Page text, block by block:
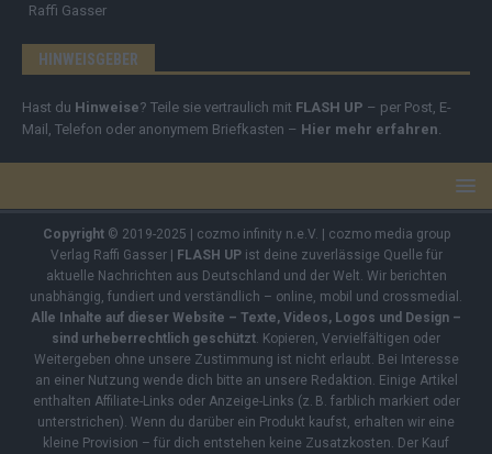
Raffi Gasser
HINWEISGEBER
Hast du Hinweise? Teile sie vertraulich mit FLASH UP – per Post, E-
Mail, Telefon oder anonymem Briefkasten – Hier mehr erfahren
Copyright© 2019-2025 | cozmo infinity n.e.V. | cozmo media group
Verlag Raffi Gasser |
FLASH UPist deine zuverlässige Quelle für
aktuelle Nachrichten aus Deutschland und der Welt. Wir berichten
unabhängig, fundiert und verständlich – online, mobil und crossmedial.
Alle Inhalte auf dieser Website – Texte, Videos, Logos und Design –
sind urheberrechtlich geschützt. Kopieren, Vervielfältigen oder
Weitergeben ohne unsere Zustimmung ist nicht erlaubt. Bei Interesse
an einer Nutzung wende dich bitte an unsere Redaktion. Einige Artikel
enthalten Affiliate-Links oder Anzeige-Links (z. B. farblich markiert oder
unterstrichen). Wenn du darüber ein Produkt kaufst, erhalten wir eine
kleine Provision – für dich entstehen keine Zusatzkosten. Der Kauf